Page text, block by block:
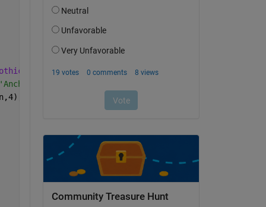
Bold'
);
Community Treasure Hunt